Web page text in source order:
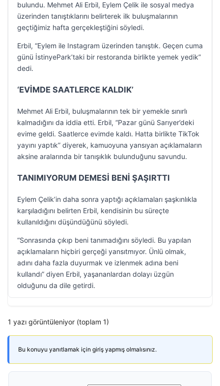
bulundu. Mehmet Ali Erbil, Eylem Çelik ile sosyal medya
üzerinden tanıştıklarını belirterek ilk buluşmalarının
geçtiğimiz hafta gerçekleştiğini söyledi.
Erbil, “Eylem ile Instagram üzerinden tanıştık. Geçen cuma
günü İstinyePark’taki bir restoranda birlikte yemek yedik”
dedi.
‘EVİMDE SAATLERCE KALDIK’
Mehmet Ali Erbil, buluşmalarının tek bir yemekle sınırlı
kalmadığını da iddia etti. Erbil, “Pazar günü Sarıyer’deki
evime geldi. Saatlerce evimde kaldı. Hatta birlikte TikTok
yayını yaptık” diyerek, kamuoyuna yansıyan açıklamaların
aksine aralarında bir tanışıklık bulunduğunu savundu.
TANIMIYORUM DEMESİ BENİ ŞAŞIRTTI
Eylem Çelik’in daha sonra yaptığı açıklamaları şaşkınlıkla
karşıladığını belirten Erbil, kendisinin bu süreçte
kullanıldığını düşündüğünü söyledi.
“Sonrasında çıkıp beni tanımadığını söyledi. Bu yapılan
açıklamaların hiçbiri gerçeği yansıtmıyor. Ünlü olmak,
adını daha fazla duyurmak ve izlenmek adına beni
kullandı” diyen Erbil, yaşananlardan dolayı üzgün
olduğunu da dile getirdi.
1 yazı görüntüleniyor (toplam 1)
Bu konuyu yanıtlamak için giriş yapmış olmalısınız.